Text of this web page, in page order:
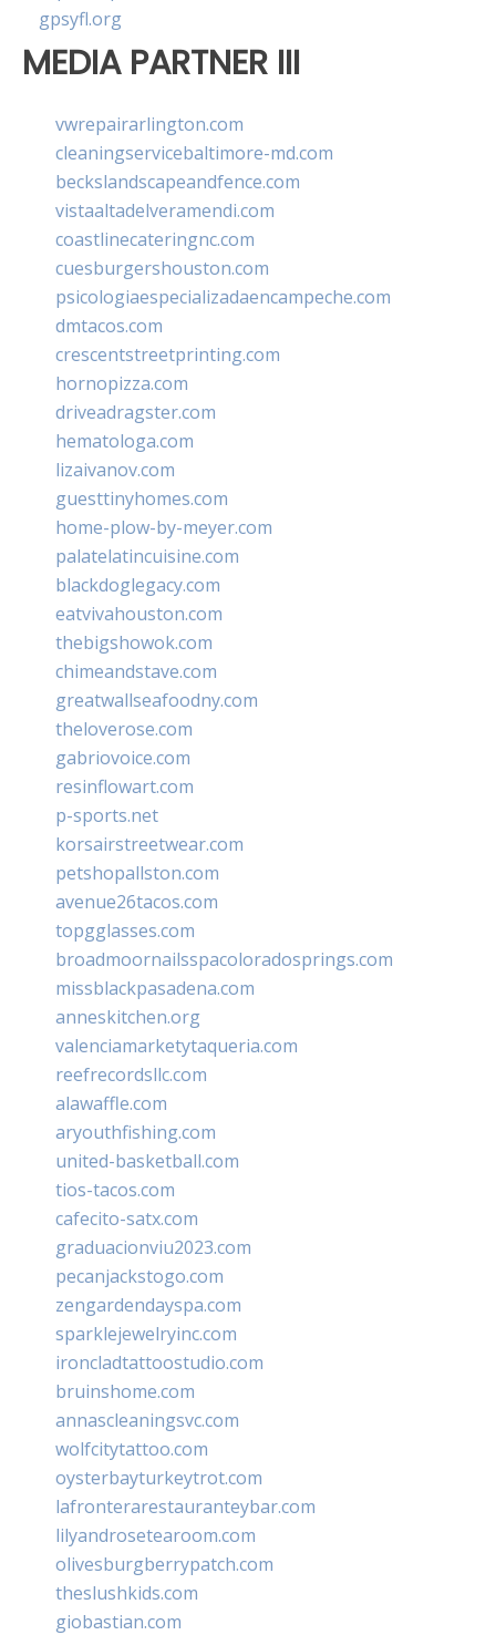
gpsyfl.org
MEDIA PARTNER III
vwrepairarlington.com
cleaningservicebaltimore-md.com
beckslandscapeandfence.com
vistaaltadelveramendi.com
coastlinecateringnc.com
cuesburgershouston.com
psicologiaespecializadaencampeche.com
dmtacos.com
crescentstreetprinting.com
hornopizza.com
driveadragster.com
hematologa.com
lizaivanov.com
guesttinyhomes.com
home-plow-by-meyer.com
palatelatincuisine.com
blackdoglegacy.com
eatvivahouston.com
thebigshowok.com
chimeandstave.com
greatwallseafoodny.com
theloverose.com
gabriovoice.com
resinflowart.com
p-sports.net
korsairstreetwear.com
petshopallston.com
avenue26tacos.com
topgglasses.com
broadmoornailsspacoloradosprings.com
missblackpasadena.com
anneskitchen.org
valenciamarketytaqueria.com
reefrecordsllc.com
alawaffle.com
aryouthfishing.com
united-basketball.com
tios-tacos.com
cafecito-satx.com
graduacionviu2023.com
pecanjackstogo.com
zengardendayspa.com
sparklejewelryinc.com
ironcladtattoostudio.com
bruinshome.com
annascleaningsvc.com
wolfcitytattoo.com
oysterbayturkeytrot.com
lafronterarestauranteybar.com
lilyandrosetearoom.com
olivesburgberrypatch.com
theslushkids.com
giobastian.com